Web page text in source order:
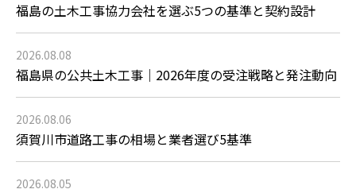
福島の土木工事協力会社を選ぶ5つの基準と契約設計
2026.08.08
福島県の公共土木工事｜2026年度の受注戦略と発注動向
2026.08.06
須賀川市道路工事の相場と業者選び5基準
2026.08.05